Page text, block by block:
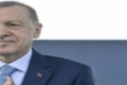
Gerçekleştirecek